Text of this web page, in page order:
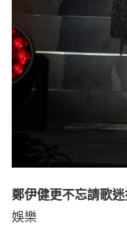
鄭伊健更不忘請歌
娛樂